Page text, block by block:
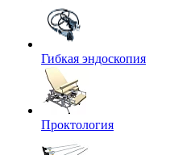
Гибкая эндоскопия
Проктология